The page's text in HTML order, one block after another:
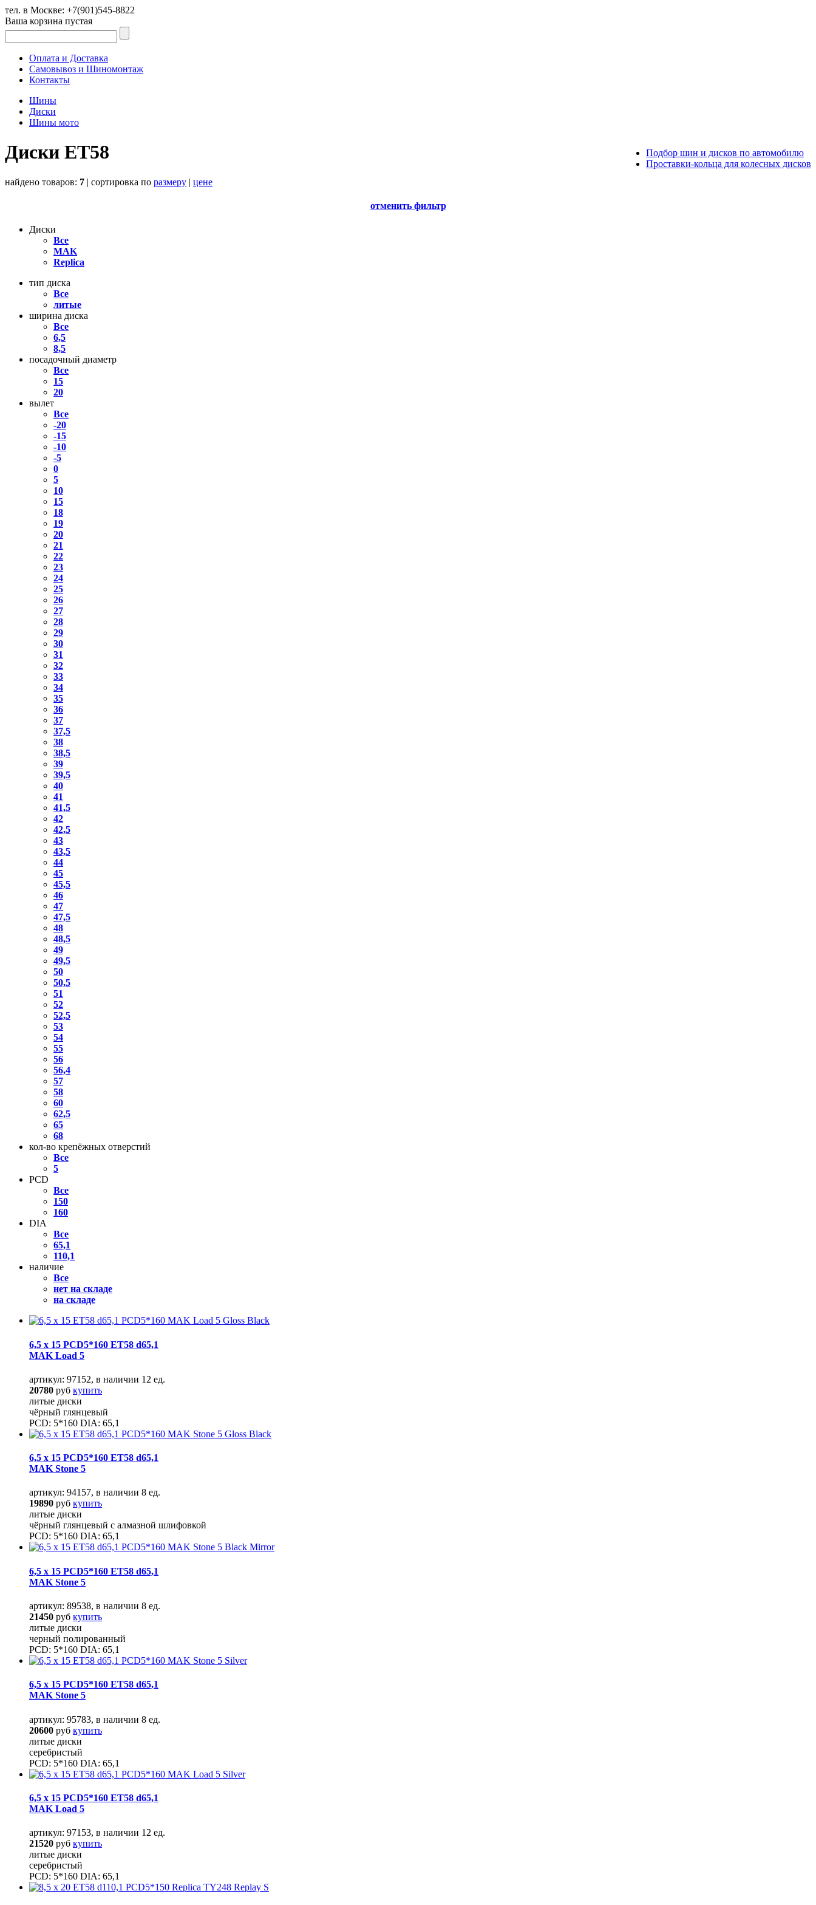
тел. в Москве: +7(901)545-8822
Ваша корзина пустая
Оплата и Доставка
Самовывоз и Шиномонтаж
Контакты
Шины
Диски
Шины мото
Подбор шин и дисков по автомобилю
Проставки-кольца для колесных дисков
Диски ET58
найдено товаров: 7 | cортировка по размеру | цене
отменить фильтр
Диски
Все
MAK
Replica
тип диска
Все
литые
ширина диска
Все
6,5
8,5
посадочный диаметр
Все
15
20
вылет
Все
-20
-15
-10
-5
0
5
10
15
18
19
20
21
22
23
24
25
26
27
28
29
30
31
32
33
34
35
36
37
37,5
38
38,5
39
39,5
40
41
41,5
42
42,5
43
43,5
44
45
45,5
46
47
47,5
48
48,5
49
49,5
50
50,5
51
52
52,5
53
54
55
56
56,4
57
58
60
62,5
65
68
кол-во крепёжных отверстий
Все
5
PCD
Все
150
160
DIA
Все
65,1
110,1
наличие
Все
нет на складе
на складе
6,5 x 15 PCD5*160 ET58 d65,1
MAK Load 5
артикул: 97152, в наличии 12 ед.
20780 руб купить
литые диски
чёрный глянцевый
PCD: 5*160 DIA: 65,1
6,5 x 15 PCD5*160 ET58 d65,1
MAK Stone 5
артикул: 94157, в наличии 8 ед.
19890 руб купить
литые диски
чёрный глянцевый с алмазной шлифовкой
PCD: 5*160 DIA: 65,1
6,5 x 15 PCD5*160 ET58 d65,1
MAK Stone 5
артикул: 89538, в наличии 8 ед.
21450 руб купить
литые диски
черный полированный
PCD: 5*160 DIA: 65,1
6,5 x 15 PCD5*160 ET58 d65,1
MAK Stone 5
артикул: 95783, в наличии 8 ед.
20600 руб купить
литые диски
серебристый
PCD: 5*160 DIA: 65,1
6,5 x 15 PCD5*160 ET58 d65,1
MAK Load 5
артикул: 97153, в наличии 12 ед.
21520 руб купить
литые диски
серебристый
PCD: 5*160 DIA: 65,1